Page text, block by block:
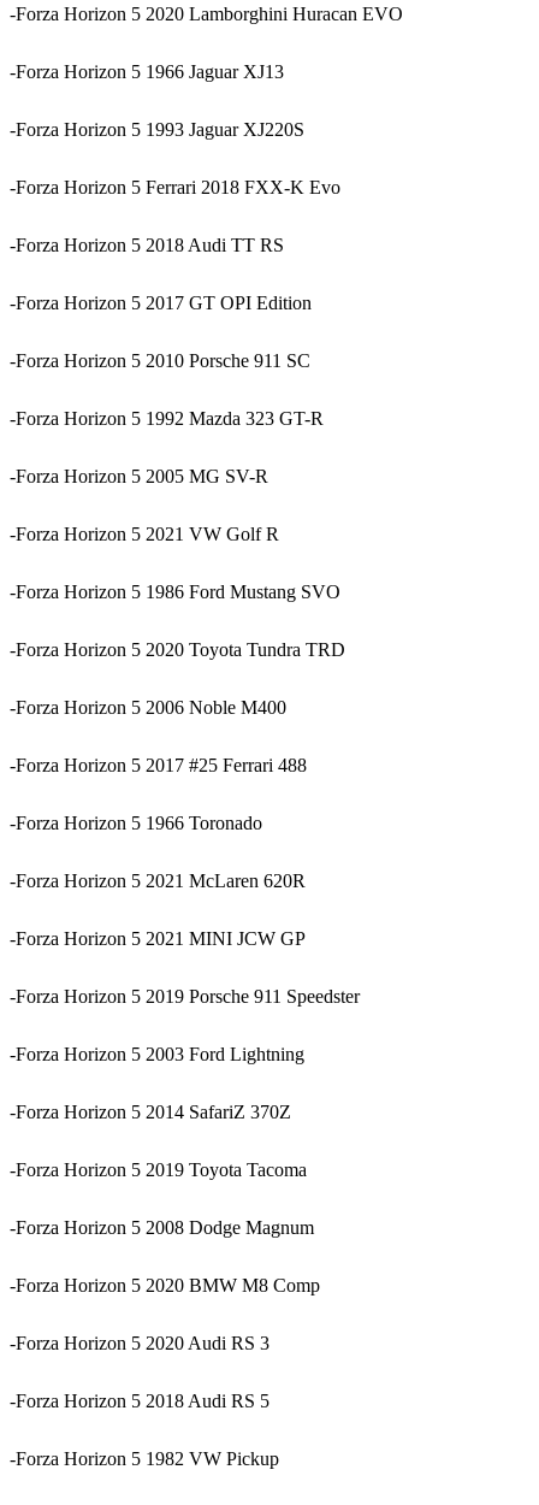
-Forza Horizon 5 2020 Lamborghini Huracan EVO
-Forza Horizon 5 1966 Jaguar XJ13
-Forza Horizon 5 1993 Jaguar XJ220S
-Forza Horizon 5 Ferrari 2018 FXX-K Evo
-Forza Horizon 5 2018 Audi TT RS
-Forza Horizon 5 2017 GT OPI Edition
-Forza Horizon 5 2010 Porsche 911 SC
-Forza Horizon 5 1992 Mazda 323 GT-R
-Forza Horizon 5 2005 MG SV-R
-Forza Horizon 5 2021 VW Golf R
-Forza Horizon 5 1986 Ford Mustang SVO
-Forza Horizon 5 2020 Toyota Tundra TRD
-Forza Horizon 5 2006 Noble M400
-Forza Horizon 5 2017 #25 Ferrari 488
-Forza Horizon 5 1966 Toronado
-Forza Horizon 5 2021 McLaren 620R
-Forza Horizon 5 2021 MINI JCW GP
-Forza Horizon 5 2019 Porsche 911 Speedster
-Forza Horizon 5 2003 Ford Lightning
-Forza Horizon 5 2014 SafariZ 370Z
-Forza Horizon 5 2019 Toyota Tacoma
-Forza Horizon 5 2008 Dodge Magnum
-Forza Horizon 5 2020 BMW M8 Comp
-Forza Horizon 5 2020 Audi RS 3
-Forza Horizon 5 2018 Audi RS 5
-Forza Horizon 5 1982 VW Pickup